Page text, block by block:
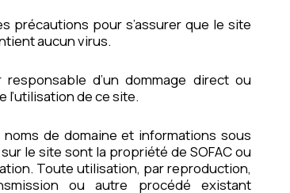
précautions pour s’assurer que le site
aucun virus.
d’un dommage direct ou
l’utilisation de ce site.
de domaine et informations sous
le site sont la propriété de SOFAC ou
Toute utilisation, par reproduction,
ou autre procédé existant